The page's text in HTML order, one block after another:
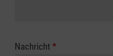
Nachricht *